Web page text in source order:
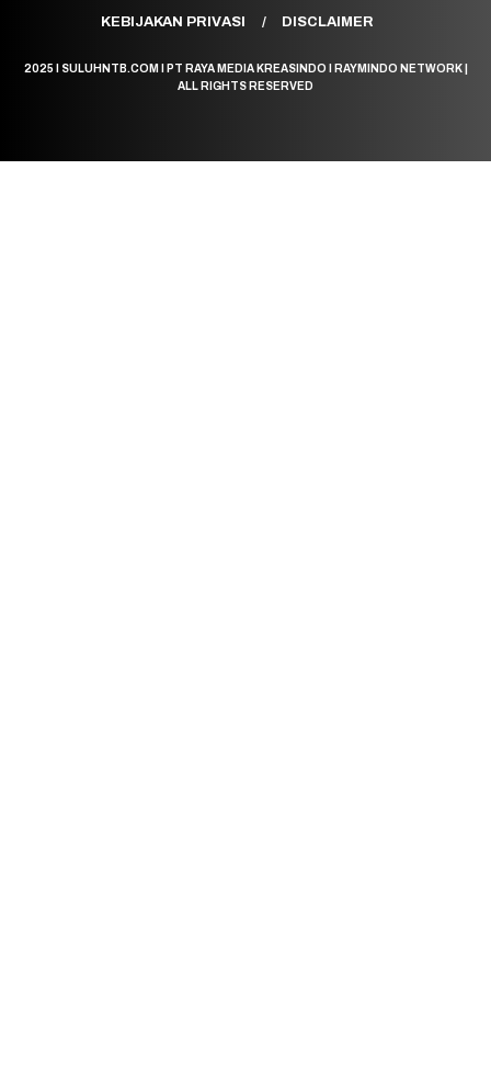
KEBIJAKAN PRIVASI DISCLAIMER
2025 I SULUHNTB.COM I PT RAYA MEDIA KREASINDO I RAYMINDO NETWORK |
ALL RIGHTS RESERVED